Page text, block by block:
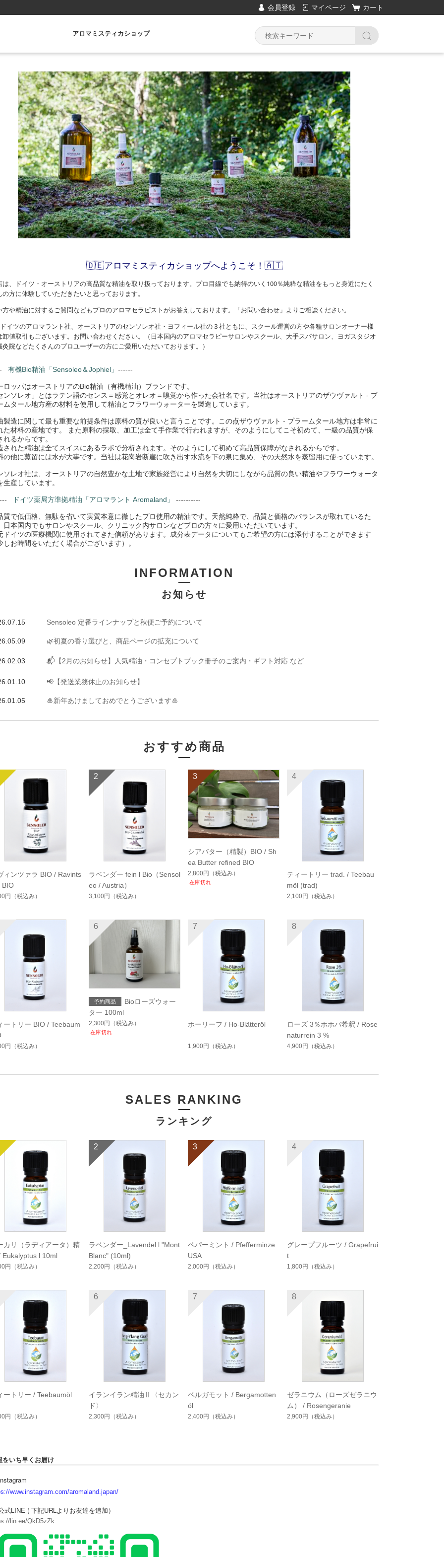
会員登録 マイページ カート
アロマミスティカショップ
🇩🇪アロマミスティカショップへようこそ！🇦🇹
は、ドイツ・オーストリアの高品質な精油を取り扱っております。プロ目線でも納得のいく100％純粋な精油をもっと身近にたく
の方に体験していただきたいと思っております。
方や精油に対するご質問などもプロのアロマセラピストがお答えしております。「お問い合わせ」よりご相談ください。
ツのアロマラント社、オーストリアのセンソレオ社・ヨフィール社の３社ともに、スクール運営の方や各種サロンオーナー様
卸値取引もございます。お問い合わせください。（日本国内のアロマセラピーサロンやスクール、大手スパサロン、ヨガスタジオ
灸院などたくさんのプロユーザーの方にご愛用いただいております。）
有機Bio精油「Sensoleo＆Jophiel 」 ------
ロッパはオーストリアのBio精油（有機精油）ブランドです。
ンソレオ」とはラテン語のセンス＝感覚とオレオ＝嗅覚から作った会社名です。当社はオーストリアのザウヴァルト - プ
ムタール地方産の材料を使用して精油とフラワーウォーターを製造しています。
製造に関して最も重要な前提条件は原料の質が良いと言うことです。この点ザウヴァルト - プラームタール地方は非常に
た材料の産地です。 また原料の採取、加工は全て手作業で行われますが、そのようにしてこそ初めて、一級の品質が保
れるからです。
された精油は全てスイスにあるラボで分析されます。そのようにして初めて高品質保障がなされるからです。
の他に蒸留には水が大事です。当社は花崗岩断崖に吹き出す水流を下の泉に集め、その天然水を蒸留用に使っています。
ソレオ社は、オーストリアの自然豊かな土地で家族経営により自然を大切にしながら品質の良い精油やフラワーウォータ
生産しています。
ドイツ薬局方準拠精油「アロマラント Aromaland」 ----------
質で低価格、無駄を省いて実質本意に徹したプロ使用の精油です。天然純粋で、品質と価格のバランスが取れているた
日本国内でもサロンやスクール、クリニック内サロンなどプロの方々に愛用いただいています。
ドイツの医療機関に使用されてきた信頼があります。成分表データについても ご希望の方には添付することができます
しお時間をいただく場合がございます）
。
INFORMATION
お知らせ
Sensoleo 定番ラインナップと秋便ご予約について
🌿初夏の香り選びと、商品ページの拡充について
📬【2月のお知らせ】人気精油・コンセプトブック冊子のご案内・ギフト対応 など
📢【発送業務休止のお知らせ】
🎍新年あけましておめでとうございます🎍
おすすめ商品
ィンツァラ BIO / Ravints
BIO
円 （税込み）
2
ラベンダー fein l Bio（Sensol
eo / Austria）
3,100円 （税込み）
3
シアバター（精製）BIO / Sh
ea Butter refined BIO
2,800円 （税込み）
在庫切れ
4
ティートリー trad. / Teebau
möl (trad)
2,100円 （税込み）
ートリー BIO / Teebaum
円 （税込み）
6
Bioローズウォー
ター 100ml
2,300円 （税込み）
在庫切れ
7
ホーリーフ / Ho-Blätteröl
1,900円 （税込み）
8
ローズ 3％ホホバ希釈 / Rose
naturrein 3 %
4,900円 （税込み）
SALES RANKING
ランキング
カリ（ラディアータ）精
Eukalyptus l 10ml
円 （税込み）
2
ラベンダー_Lavendel l "Mont
Blanc" (10ml)
2,200円 （税込み）
3
ペパーミント / Pfefferminze
USA
2,000円 （税込み）
4
グレープフルーツ / Grapefrui
t
1,800円 （税込み）
ートリー / Teebaumöl
円 （税込み）
6
イランイラン精油Ⅱ〈セカン
ド〉
2,300円 （税込み）
7
ベルガモット / Bergamotten
öl
2,400円 （税込み）
8
ゼラニウム（ローズゼラニウ
ム） / Rosengeranie
2,900円 （税込み）
をいち早くお届け
www.instagram.com/aromaland.japan/
式LINE ( 下記URLよりお友達を追加）
lin.ee/QkD5zZk